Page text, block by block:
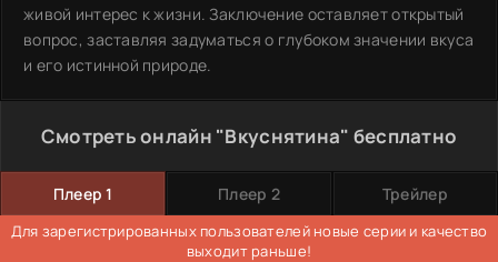
живой интерес к жизни. Заключение оставляет открытый
вопрос, заставляя задуматься о глубоком значении вкуса
и его истинной природе.
Смотреть онлайн "Вкуснятина" бесплатно
Плеер 1 Плеер 2 Трейлер
Для зарегистрированных пользователей новые серии и качество
выходит раньше!